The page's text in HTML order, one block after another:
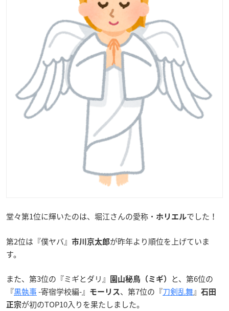
堂々第1位に輝いたのは、堀江さんの愛称・ ホリエルでした！
第2位は『僕ヤバ』 市川京太郎が昨年より順位を上げていま
す。
また、第3位の『ミギとダリ』 園山秘鳥（ミギ）
と、第6位の
『黒執事-寄宿学校編-』 モーリス 、第7位の『刀剣乱舞』 石田
正宗が初のTOP10入りを果たしました。